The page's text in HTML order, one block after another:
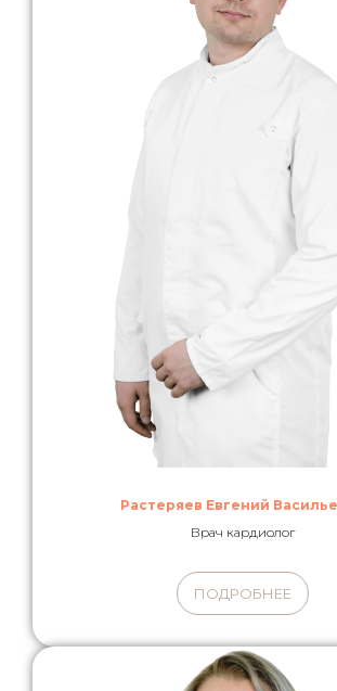
Растеряев Евгений
Врач кардиолог
ПОДРОБНЕЕ